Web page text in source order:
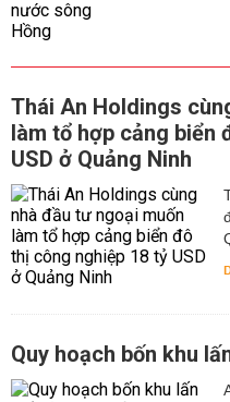
Thái An Holdings
làm tổ hợp cảng biển
USD ở Quảng Ninh
Quy hoạch bốn khu